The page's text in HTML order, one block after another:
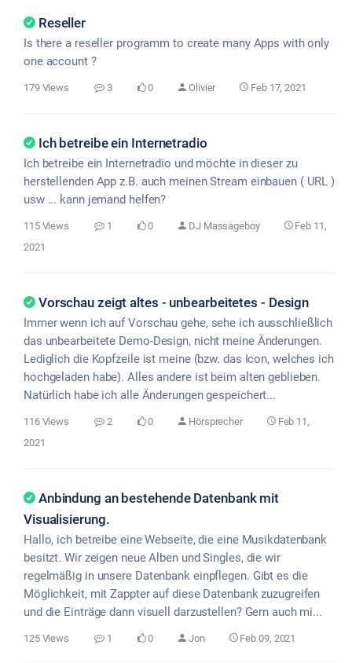
Reseller
Is there a reseller programm to create many Apps with only
one account ?
179 Views 3 0 Olivier Feb 17, 2021
Ich betreibe ein Internetradio
Ich betreibe ein Internetradio und möchte in dieser zu
herstellenden App z.B. auch meinen Stream einbauen ( URL )
usw ... kann jemand helfen?
115 Views 1 0 DJ Massageboy
Feb 11,
2021
Vorschau zeigt altes - unbearbeitetes - Design
Immer wenn ich auf Vorschau gehe, sehe ich ausschließlich
das unbearbeitete Demo-Design, nicht meine Änderungen.
Lediglich die Kopfzeile ist meine (bzw. das Icon, welches ich
hochgeladen habe). Alles andere ist beim alten geblieben.
Natürlich habe ich alle Änderungen gespeichert...
116 Views 2 0 Hörsprecher
Feb 11,
2021
Anbindung an bestehende Datenbank mit
Visualisierung.
Hallo, ich betreibe eine Webseite, die eine Musikdatenbank
besitzt. Wir zeigen neue Alben und Singles, die wir
regelmäßig in unsere Datenbank einpflegen. Gibt es die
Möglichkeit, mit Zappter auf diese Datenbank zuzugreifen
und die Einträge dann visuell darzustellen? Gern auch mi...
125 Views 1 0 Jon Feb 09, 2021